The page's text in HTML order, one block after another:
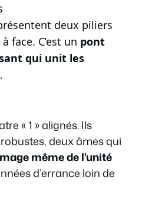
deux piliers
face. C’est un pont
qui unit les
.
« 1 » alignés. Ils
deux âmes qui
même de l’unité
d’errance loin de